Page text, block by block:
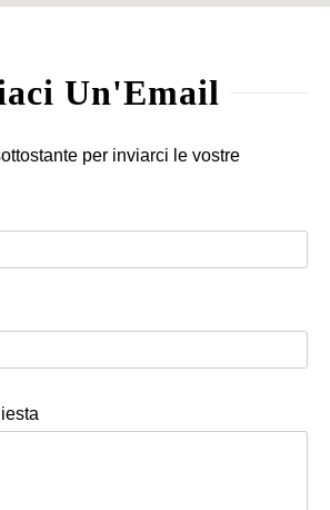
Un'Email
per inviarci le vostre